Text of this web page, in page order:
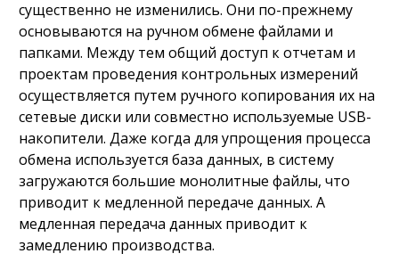
существенно не изменились. Они по-прежнему
основываются на ручном обмене файлами и
папками. Между тем общий доступ к отчетам и
проектам проведения контрольных измерений
осуществляется путем ручного копирования их на
сетевые диски или совместно используемые USB-
накопители. Даже когда для упрощения процесса
обмена используется база данных, в систему
загружаются большие монолитные файлы, что
приводит к медленной передаче данных. А
медленная передача данных приводит к
замедлению производства.